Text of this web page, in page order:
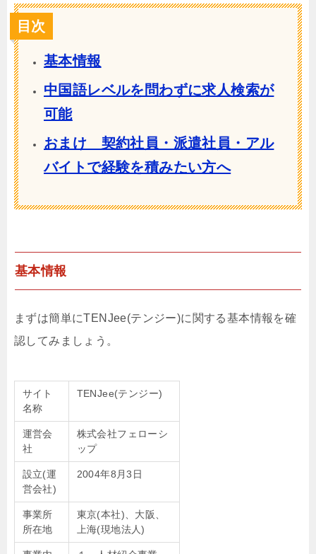
目次
基本情報
中国語レベルを問わずに求人検索が
可能
おまけ 契約社員・派遣社員・アル
バイトで経験を積みたい方へ
基本情報
まずは簡単にTENJee(テンジー)に関する基本情報を確
認してみましょう。
サイト
名称
TENJee(テンジー)
運営会
社
株式会社フェローシ
ップ
設立(運
営会社)
2004年8月3日
事業所
所在地
東京(本社)、大阪、
上海(現地法人)